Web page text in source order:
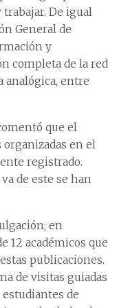
De igual
General de
y
completa de la red
analógica, entre
que el
organizadas en el
registrado.
de este se han
en
12 académicos que
publicaciones.
de visitas guiadas
de